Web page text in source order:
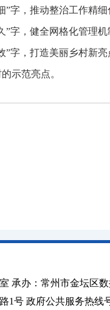
”字，推动整治工作精
”字，健全网格化管理
”字，打造美丽乡村新
示范亮点。
承办：常州市金坛区
1号 政府公共服务热线